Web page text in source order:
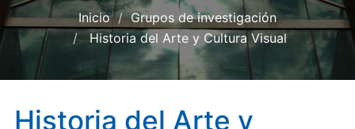
Inicio
Grupos de investigación
Historia del Arte y Cultura Visual
Historia del Arte y